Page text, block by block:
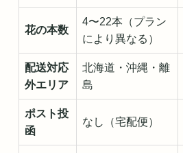
花の本数
4〜22本（プラン
により異なる）
配送対応
外エリア
北海道・沖縄・離
島
ポスト投
函
なし（宅配便）